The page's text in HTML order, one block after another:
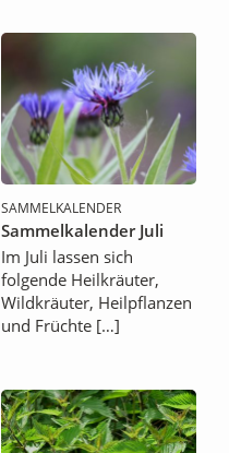
SAMMELKALENDER
Sammelkalender Juli
Im Juli lassen sich
folgende Heilkräuter,
Wildkräuter, Heilpflanzen
und Früchte […]